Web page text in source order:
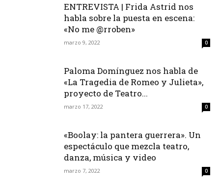
ENTREVISTA | Frida Astrid nos
habla sobre la puesta en escena:
«No me @rroben»
marzo 9, 2022 0
Paloma Domínguez nos habla de
«La Tragedia de Romeo y Julieta»,
proyecto de Teatro...
marzo 17, 2022 0
«Boolay: la pantera guerrera». Un
espectáculo que mezcla teatro,
danza, música y video
marzo 7, 2022 0